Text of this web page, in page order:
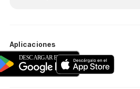
Aplicaciones